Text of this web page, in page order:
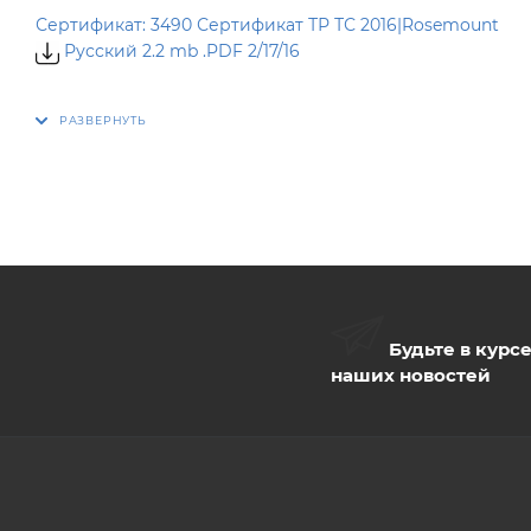
Сертификат: 3490 Сертификат ТР ТС 2016|Rosemount
Русский 2.2 mb .PDF 2/17/16
Русский 3.5 mb .PDF 5/30/16
Будьте в курсе
наших новостей